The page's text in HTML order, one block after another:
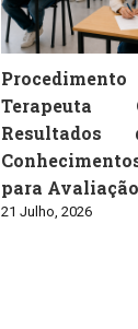
Terapeuta
para
21 Julho, 2026